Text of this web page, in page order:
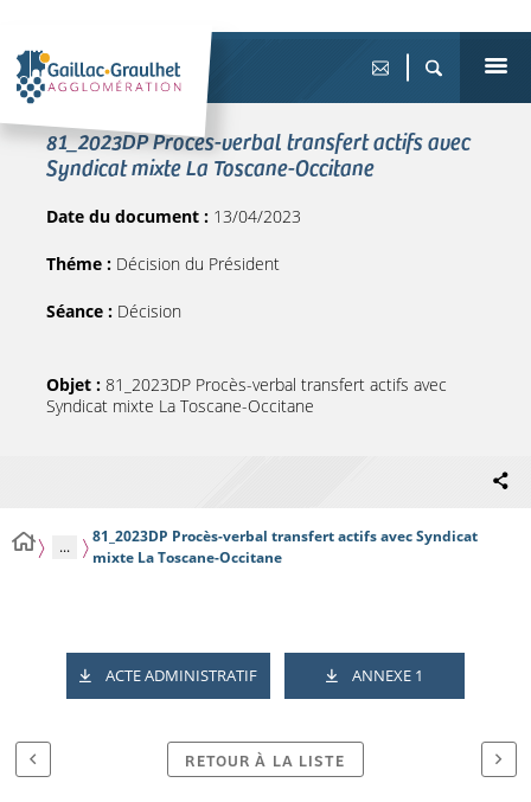
81_2023DP Procès-verbal transfert actifs avec
Syndicat mixte La Toscane-Occitane
Date du document : 13/04/2023
Théme : Décision du Président
Séance : Décision
Objet : 81_2023DP Procès-verbal transfert actifs avec
Syndicat mixte La Toscane-Occitane
...
81_2023DP Procès-verbal transfert actifs avec Syndicat
mixte La Toscane-Occitane
ACTE ADMINISTRATIF ANNEXE 1
RETOUR À LA LISTE